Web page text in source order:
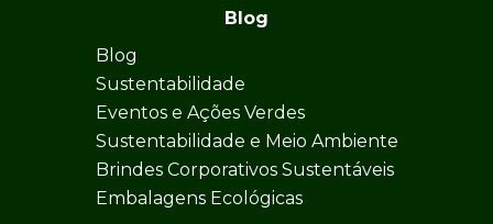
Blog
Blog
Sustentabilidade
Eventos e Ações Verdes
Sustentabilidade e Meio Ambiente
Brindes Corporativos Sustentáveis
Embalagens Ecológicas